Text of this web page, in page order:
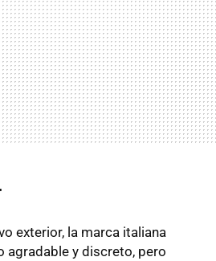
exterior, la marca italiana
agradable y discreto, pero